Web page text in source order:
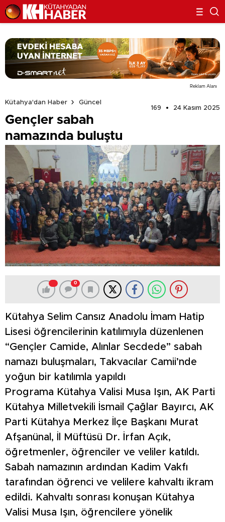
Reklam Alanı
Kütahya'dan Haber
Güncel
169
24 Kasım 2025
Gençler sabah
namazında buluştu
0
Kütahya Selim Cansız Anadolu İmam Hatip
Lisesi öğrencilerinin katılımıyla düzenlenen
“Gençler Camide, Alınlar Secdede” sabah
namazı buluşmaları, Takvacılar Camii’nde
yoğun bir katılımla yapıldı
Programa Kütahya Valisi Musa Işın, AK Parti
Kütahya Milletvekili İsmail Çağlar Bayırcı, AK
Parti Kütahya Merkez İlçe Başkanı Murat
Afşanünal, İl Müftüsü Dr. İrfan Açık,
öğretmenler, öğrenciler ve veliler katıldı.
Sabah namazının ardından Kadim Vakfı
tarafından öğrenci ve velilere kahvaltı ikram
edildi. Kahvaltı sonrası konuşan Kütahya
Valisi Musa Işın, öğrencilere yönelik